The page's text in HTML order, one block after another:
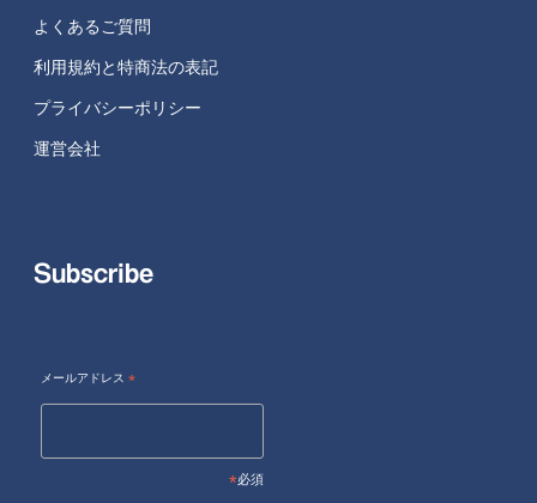
よくあるご質問
利用規約と特商法の表記
プライバシーポリシー
運営会社
Subscribe
メールアドレス *
*必須